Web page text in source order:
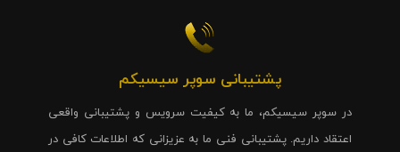
پشتیبانی سوپر سیسیکم
در سوپر سیسیکم، ما به کیفیت سرویس و پشتیبانی واقعی
اعتقاد داریم. پشتیبانی فنی ما به عزیزانی که اطلاعات کافی در